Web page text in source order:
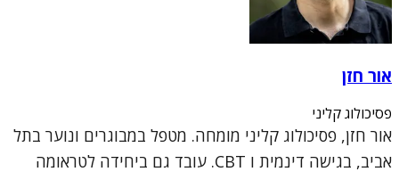
אור חזן
פסיכולוג קליני
אור חזן, פסיכולוג קליני מומחה. מטפל במבוגרים ונוער בתל
אביב, בגישה דינמית ו CBT. עובד גם ביחידה לטראומה